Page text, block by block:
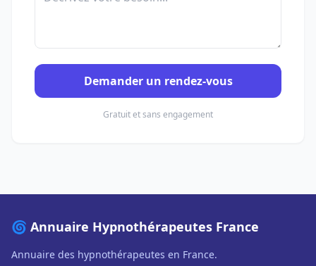
Demander un rendez-vous
Gratuit et sans engagement
🌀 Annuaire Hypnothérapeutes France
Annuaire des hypnothérapeutes en France.